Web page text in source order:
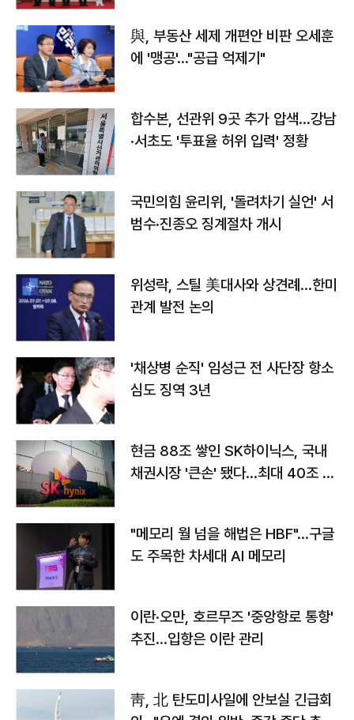
與, 부동산 세제 개편안 비판 오세훈
에 '맹공'…"공급 억제기"
합수본, 선관위 9곳 추가 압색…강남
·서초도 '투표율 허위 입력' 정황
국민의힘 윤리위, '돌려차기 실언' 서
범수·진종오 징계절차 개시
위성락, 스틸 美대사와 상견례…한미
관계 발전 논의
'채상병 순직' 임성근 전 사단장 항소
심도 징역 3년
현금 88조 쌓인 SK하이닉스, 국내
채권시장 '큰손' 됐다…최대 40조 투
"메모리 월 넘을 해법은 HBF"…구글
도 주목한 차세대 AI 메모리
이란·오만, 호르무즈 '중앙항로 통항'
추진…입항은 이란 관리
靑, 北 탄도미사일에 안보실 긴급회